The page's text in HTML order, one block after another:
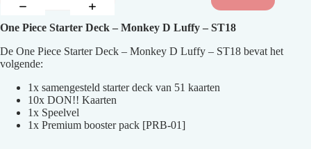
One Piece Starter Deck – Monkey D Luffy – ST18
De One Piece Starter Deck – Monkey D Luffy – ST18 bevat het
volgende:
1x samengesteld starter deck van 51 kaarten
10x DON!! Kaarten
1x Speelvel
1x Premium booster pack [PRB-01]